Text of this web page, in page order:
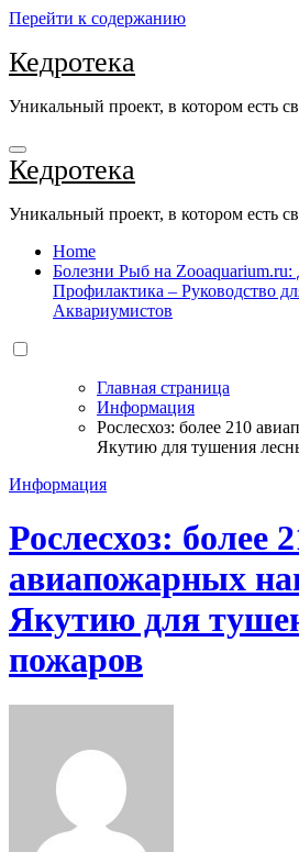
Перейти к содержанию
Кедротека
Уникальный проект, в котором есть
Кедротека
Уникальный проект, в котором есть
Home
Болезни Рыб на
Профилактика – Руководство
Аквариумистов
Главная страница
Информация
Рослесхоз: более 210
Якутию для тушения
Информация
Рослесхоз: более
авиапожарных
Якутию для
пожаров